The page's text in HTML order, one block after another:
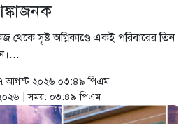
থেকে সৃষ্ট অগ্নিকাণ্ডে একই পরিবারের তিন
আগস্ট ২০২৬ ০৩:৪৯ পিএম
| সময়: ০৩:৪৯ পিএম